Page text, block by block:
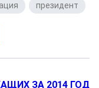
президент
ЗА 2014 ГОД